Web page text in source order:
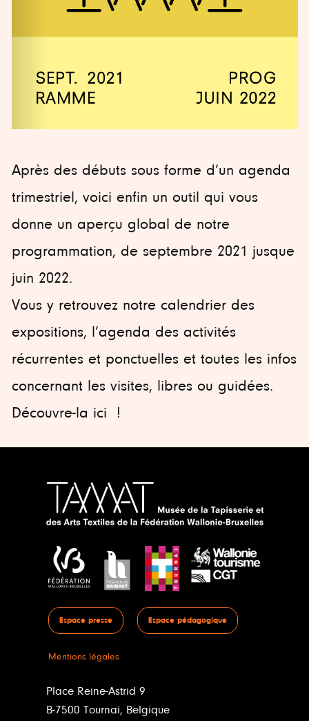
Après des débuts sous forme d’un agenda
trimestriel, voici enfin un outil qui vous
donne un aperçu global de notre
programmation, de septembre 2021 jusque
juin 2022.
Vous y retrouvez notre calendrier des
expositions, l’agenda des activités
récurrentes et ponctuelles et toutes les infos
concernant les visites, libres ou guidées.
Découvre-la ici !
Espace presse Espace pédagogique
Mentions légales
Place Reine-Astrid 9
B-7500 Tournai, Belgique